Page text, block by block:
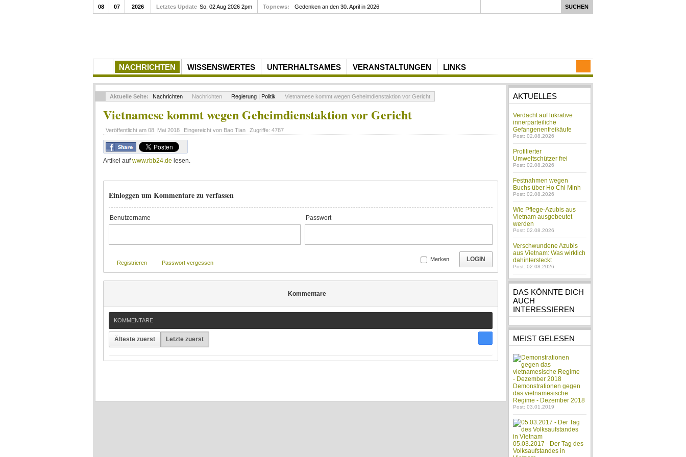
NACHRICHTEN WISSENSWERTES UNTERHALTSAMES VERANSTALTUNGEN LINKS
08 07 2026 Letztes Update So, 02 Aug 2026 2pm Topnews: Gedenken an den 30. April in 2026
Aktuelle Seite: Nachrichten Nachrichten Regierung | Politik Vietnamese kommt wegen Geheimdienstaktion vor Gericht
Vietnamese kommt wegen Geheimdienstaktion vor Gericht
Veröffentlicht am 08. Mai 2018 Eingereicht von Bao Tian Zugriffe: 4787
Artikel aufwww.rbb24.de lesen.
Einloggen um Kommentare zu verfassen
Benutzername Passwort
LOGIN
Merken
Registrieren Passwort vergessen
Kommentare
KOMMENTARE
Älteste zuerst Letzte zuerst
AKTUELLES
Verdacht auf lukrative
innerparteiliche
Gefangenenfreikäufe
Post: 02.08.2026
Profilierter
Umweltschützer frei
Post: 02.08.2026
Festnahmen wegen
Buchs über Ho Chi Minh
Post: 02.08.2026
Wie Pflege-Azubis aus
Vietnam ausgebeutet
werden
Post: 02.08.2026
Verschwundene Azubis
aus Vietnam: Was wirklich
dahintersteckt
Post: 02.08.2026
DAS KÖNNTE DICH
AUCH
INTERESSIEREN
MEIST GELESEN
Demonstrationen gegen
das vietnamesische
Regime - Dezember 2018
Post: 03.01.2019
05.03.2017 - Der Tag des
Volksaufstandes in